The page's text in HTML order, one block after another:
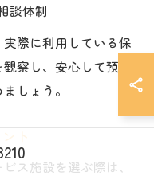
談体制
際に利用している保
察し、安心して預け
しょう。
ト
ス施設を選ぶ際は、